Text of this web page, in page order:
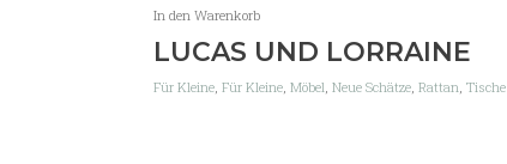
In den Warenkorb
LUCAS UND LORRAINE
Für Kleine, Für Kleine, Möbel Neue Schätze, Rattan Tische